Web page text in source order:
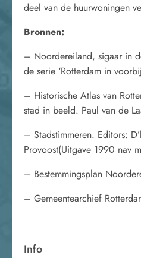
deel van de huurwoningen
Bronnen:
– Noordereiland, sigaar in
de serie ‘Rotterdam in
– Historische Atlas van
stad in beeld. Paul van de
– Stadstimmeren. Editors:
Provoost(Uitgave 1990 nav
– Bestemmingsplan
– Gemeentearchief
Info